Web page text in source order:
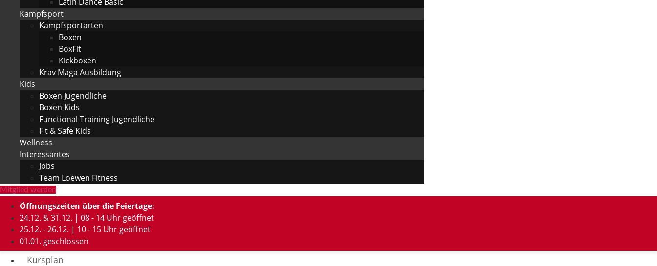
Kampfsport
Kampfsportarten
Boxen
BoxFit
Kickboxen
Krav Maga Ausbildung
Kids
Boxen Jugendliche
Boxen Kids
Functional Training Jugendliche
Fit & Safe Kids
Wellness
Interessantes
Jobs
Team Loewen Fitness
Mitglied werden
Öffnungszeiten über die Feiertage:
24.12. & 31.12. | 08 - 14 Uhr geöffnet
25.12. - 26.12. | 10 - 15 Uhr geöffnet
01.01. geschlossen
Kursplan